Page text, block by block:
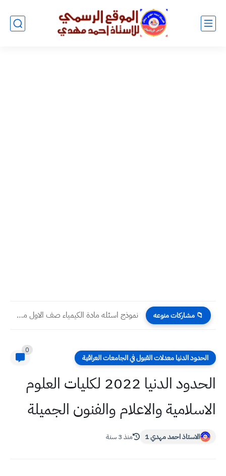
📁 مشاركات منوعه نموذج اسئله مادة الكيمياء صف الاول متوسط نصف السنه 2024
الحدود الدنيا معدلات القبول في الجامعات العراقية
0
الحدود الدنيا 2022 لكليات العلوم
الاسلامية والاعلام والفنون الجميلة
الاستاذ احمد مهدي 1 منذ 3 سنة